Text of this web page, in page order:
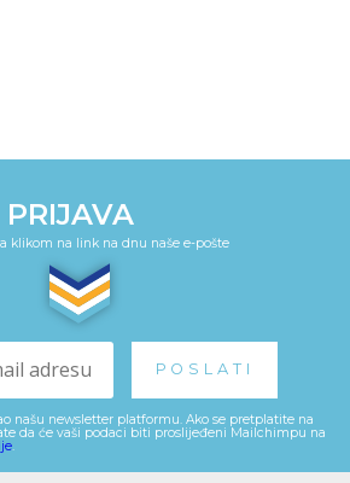
PRIJAVA
klikom na link na dnu naše e-pošte
našu newsletter platformu. Ako se pretplatite na
da će vaši podaci biti proslijeđeni Mailchimpu na
.